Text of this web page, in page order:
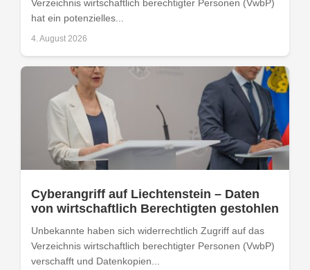
Verzeichnis wirtschaftlich berechtigter Personen (VwbP)
hat ein potenzielles...
4. August 2026
Cyberangriff auf Liechtenstein – Daten
von wirtschaftlich Berechtigten gestohlen
Unbekannte haben sich widerrechtlich Zugriff auf das
Verzeichnis wirtschaftlich berechtigter Personen (VwbP)
verschafft und Datenkopien...